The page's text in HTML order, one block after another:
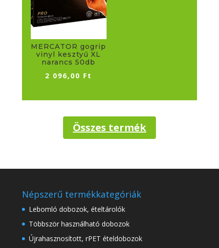
MERCATOR gogrip
vinyl kesztyű XL
narancs 50db
2 096,00 Ft
Összes termék
Népszerű termékkategóriák
Lebomló dobozok, ételtárolók
Többször használható dobozok
Újrahasznosított, rPET ételdobozok